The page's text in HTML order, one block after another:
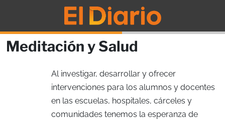
Meditación y Salud
Al investigar, desarrollar y ofrecer
intervenciones para los alumnos y docentes
en las escuelas, hospitales, cárceles y
comunidades tenemos la esperanza de